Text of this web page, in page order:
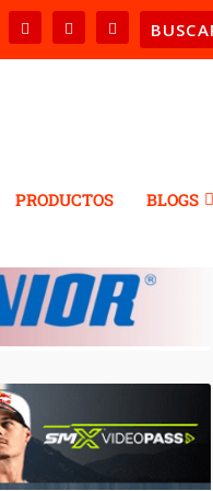
PRODUCTOS BLOGS